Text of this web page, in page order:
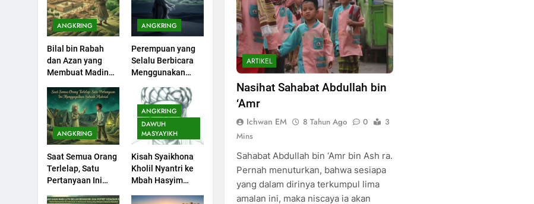
ANGKRING
Bilal bin Rabah
dan Azan yang
Membuat Madinah
ANGKRING
Perempuan yang
Selalu Berbicara
Menggunakan
ANGKRING
Saat Semua Orang
Terlelap, Satu
Pertanyaan Ini
ANGKRING
DAWUH
MASYAYIKH
Kisah Syaikhona
Kholil Nyantri ke
Mbah Hasyim
KHUTBAH
201
Khutbah jumat:
Sejarah Seebagai
Pembangkit Jiwa
202
Khutbah Jumat :
Supaya Amal Bisa
Diterima
203
Khutbah Jumat:
Bulan Muharram
ARTIKEL
Nasihat Sahabat Abdullah bin
‘Amr
Ichwan EM 8 Tahun Ago 0
3
Mins
Sahabat Abdullah bin ‘Amr bin Ash ra.
Pernah menuturkan, bahwa sesiapa
yang dalam dirinya terkumpul lima
amalan ini, maka niscaya ia akan